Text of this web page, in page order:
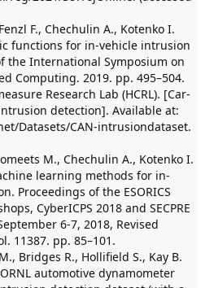
F., Chechulin A., Kotenko I.
functions for in-vehicle intrusion
the International Symposium on
Computing. 2019. pp. 495–504.
Research Lab (HCRL). [Car-
detection]. Available at:
Datasets/CAN-intrusiondataset.
M., Chechulin A., Kotenko I.
learning methods for in-
Proceedings of the ESORICS
CyberICPS 2018 and SECPRE
6-7, 2018, Revised
11387. pp. 85–101.
Bridges R., Hollifield S., Kay B.
automotive dynamometer